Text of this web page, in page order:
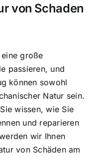
von Schaden
große
passieren, und
können sowohl
Natur sein.
wissen, wie Sie
und reparieren
wir Ihnen
von Schäden am